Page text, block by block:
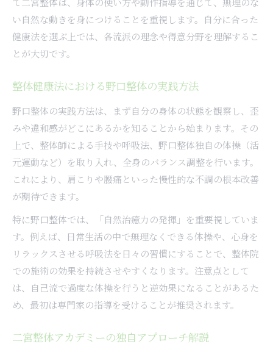
い自然な動きを身につけることを重視します。自分に合った
健康法を選ぶ上では、各流派の理念や得意分野を理解するこ
とが大切です。
整体健康法における野口整体の実践方法
野口整体の実践方法は、まず自分の身体の状態を観察し、歪
みや違和感がどこにあるかを知ることから始まります。その
上で、整体師による手技や呼吸法、野口整体独自の体操（活
元運動など）を取り入れ、全身のバランス調整を行います。
これにより、肩こりや腰痛といった慢性的な不調の根本改善
が期待できます。
特に野口整体では、「自然治癒力の発揮」を重要視していま
す。例えば、日常生活の中で無理なくできる体操や、心身を
リラックスさせる呼吸法を日々の習慣にすることで、整体院
での施術の効果を持続させやすくなります。注意点として
は、自己流で過度な体操を行うと逆効果になることがあるた
め、最初は専門家の指導を受けることが推奨されます。
二宮整体アカデミーの独自アプローチ解説